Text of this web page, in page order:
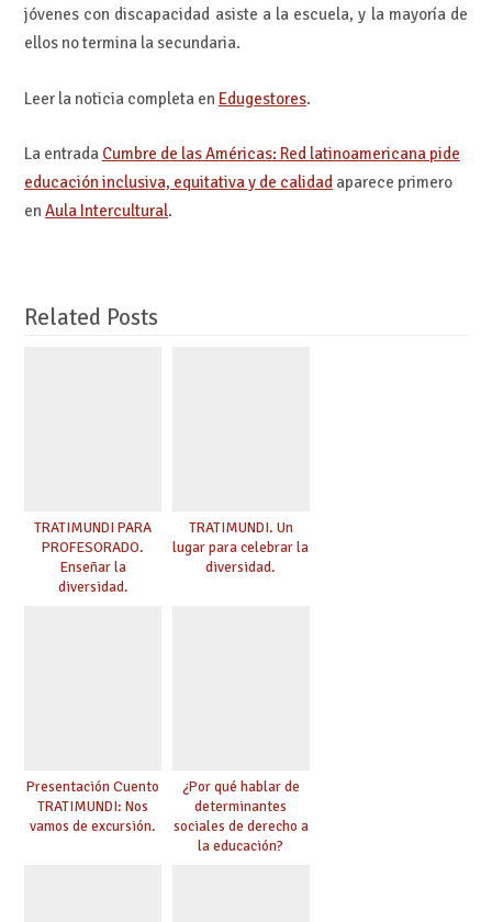
jóvenes con discapacidad asiste a la escuela, y la mayoría de
ellos no termina la secundaria.
Leer la noticia completa en Edugestores.
La entrada Cumbre de las Américas: Red latinoamericana pide
educación inclusiva, equitativa y de calidadaparece primero
en Aula Intercultural.
Related Posts
TRATIMUNDI PARA
PROFESORADO.
Enseñar la
diversidad.
TRATIMUNDI. Un
lugar para celebrar la
diversidad.
Presentación Cuento
TRATIMUNDI: Nos
vamos de excursión.
¿Por qué hablar de
determinantes
sociales de derecho a
la educación?